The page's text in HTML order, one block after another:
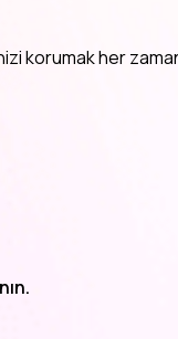
korumak her